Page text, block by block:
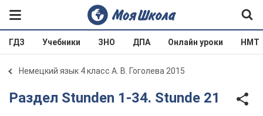
ГДЗ Учебники ЗНО ДПА Онлайн уроки НМТ
Немецкий язык 4 класс А. В. Гоголева 2015
Раздел Stunden 1-34. Stunde 21